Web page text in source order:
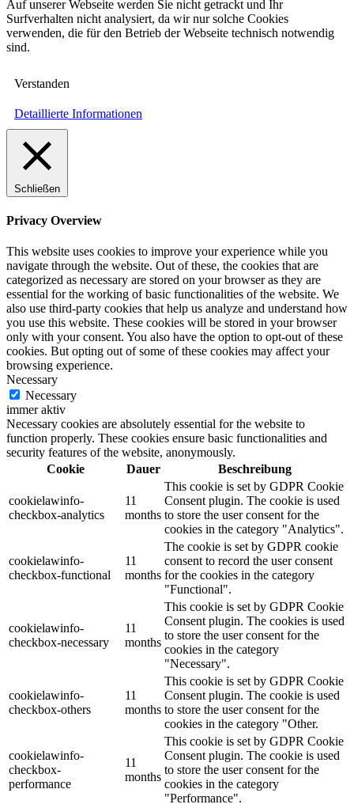
Auf unserer Webseite werden Sie nicht getrackt und Ihr
Surfverhalten nicht analysiert, da wir nur solche Cookies
verwenden, die für den Betrieb der Webseite technisch notwendig
sind.
Verstanden
Detaillierte Informationen
Schließen
Privacy Overview
This website uses cookies to improve your experience while you
navigate through the website. Out of these, the cookies that are
categorized as necessary are stored on your browser as they are
essential for the working of basic functionalities of the website. We
also use third-party cookies that help us analyze and understand how
you use this website. These cookies will be stored in your browser
only with your consent. You also have the option to opt-out of these
cookies. But opting out of some of these cookies may affect your
browsing experience.
Necessary
Necessary
immer aktiv
Necessary cookies are absolutely essential for the website to
function properly. These cookies ensure basic functionalities and
security features of the website, anonymously.
Cookie
Dauer Beschreibung
cookielawinfo-
checkbox-analytics
11
months
This cookie is set by GDPR Cookie
Consent plugin. The cookie is used
to store the user consent for the
cookies in the category "Analytics".
cookielawinfo-
checkbox-functional
11
months
The cookie is set by GDPR cookie
consent to record the user consent
for the cookies in the category
"Functional".
cookielawinfo-
checkbox-necessary
11
months
This cookie is set by GDPR Cookie
Consent plugin. The cookies is used
to store the user consent for the
cookies in the category
"Necessary".
cookielawinfo-
checkbox-others
11
months
This cookie is set by GDPR Cookie
Consent plugin. The cookie is used
to store the user consent for the
cookies in the category "Other.
cookielawinfo-
checkbox-
performance
11
months
This cookie is set by GDPR Cookie
Consent plugin. The cookie is used
to store the user consent for the
cookies in the category
"Performance".